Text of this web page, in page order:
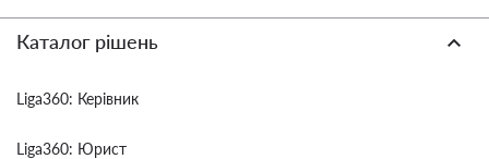
Каталог рішень
Liga360: Керівник
Liga360: Юрист